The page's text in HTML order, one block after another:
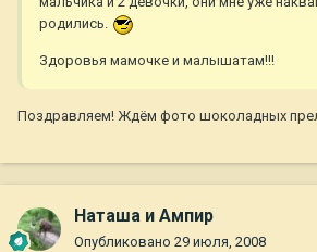
родились.
Здоровья мамочке и малышатам!!!
Поздравляем! Ждём фото шоколадных
Наташа и Ампир
Опубликовано 29 июля, 2008